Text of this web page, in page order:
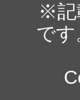
※記
で